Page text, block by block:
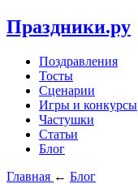
Праздники.ру
Поздравления
Тосты
Сценарии
Игры и конкурсы
Частушки
Статьи
Блог
Главная ← Блог